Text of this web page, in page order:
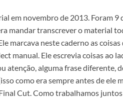
em novembro de 2013. Foram
mandar transcrever o material
marcava neste caderno as
manual. Ele escrevia coisas ao
atenção, alguma frase diferente,
como era sempre antes de
Cut. Como trabalhamos